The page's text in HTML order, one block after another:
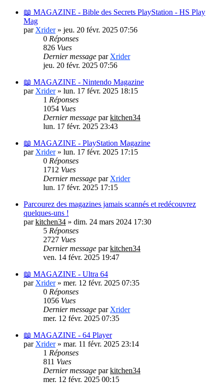
📖 MAGAZINE - Bible des Secrets PlayStation - HS Play
Mag
par Xrider» jeu. 20 févr. 2025 07:56
0 Réponses
826 Vues
Dernier message par Xrider
jeu. 20 févr. 2025 07:56
📖 MAGAZINE - Nintendo Magazine
par Xrider» lun. 17 févr. 2025 18:15
1 Réponses
1054 Vues
Dernier message parkitchen34
lun. 17 févr. 2025 23:43
📖 MAGAZINE - PlayStation Magazine
par Xrider» lun. 17 févr. 2025 17:15
0 Réponses
1712 Vues
Dernier message par Xrider
lun. 17 févr. 2025 17:15
Parcourez des magazines jamais scannés et redécouvrez
quelques-uns !
parkitchen34 » dim. 24 mars 2024 17:30
5 Réponses
2727 Vues
Dernier message parkitchen34
ven. 14 févr. 2025 19:47
📖 MAGAZINE - Ultra 64
par Xrider» mer. 12 févr. 2025 07:35
0 Réponses
1056 Vues
Dernier message par Xrider
mer. 12 févr. 2025 07:35
📖 MAGAZINE - 64 Player
par Xrider» mar. 11 févr. 2025 23:14
1 Réponses
811 Vues
Dernier message parkitchen34
mer. 12 févr. 2025 00:15